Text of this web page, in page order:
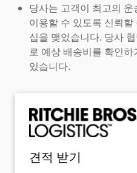
당사는 고객이 최고의
이용할 수 있도록 신뢰
십을 맺었습니다. 당사
로 예상 배송비를 확인
있습니다.
견적 받기